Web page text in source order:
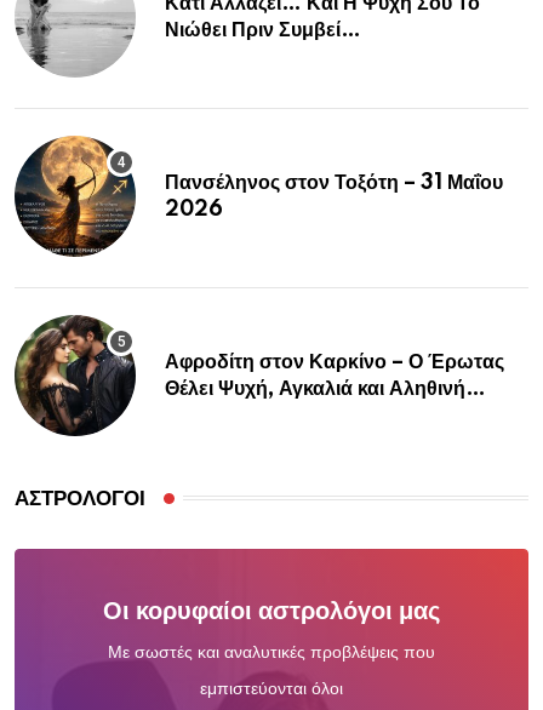
Νιώθει Πριν Συμβεί…
Πανσέληνος στον Τοξότη – 31 Μαΐου
2026
Αφροδίτη στον Καρκίνο – Ο Έρωτας
Θέλει Ψυχή, Αγκαλιά και Αληθινή
ΑΣΤΡΟΛΌΓΟΙ
Οι κορυφαίοι αστρολόγοι μας
Με σωστές και αναλυτικές προβλέψεις που
εμπιστεύονται όλοι